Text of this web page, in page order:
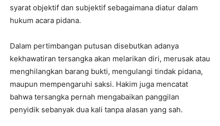
syarat objektif dan subjektif sebagaimana diatur dalam
hukum acara pidana.
Dalam pertimbangan putusan disebutkan adanya
kekhawatiran tersangka akan melarikan diri, merusak atau
menghilangkan barang bukti, mengulangi tindak pidana,
maupun mempengaruhi saksi. Hakim juga mencatat
bahwa tersangka pernah mengabaikan panggilan
penyidik sebanyak dua kali tanpa alasan yang sah.